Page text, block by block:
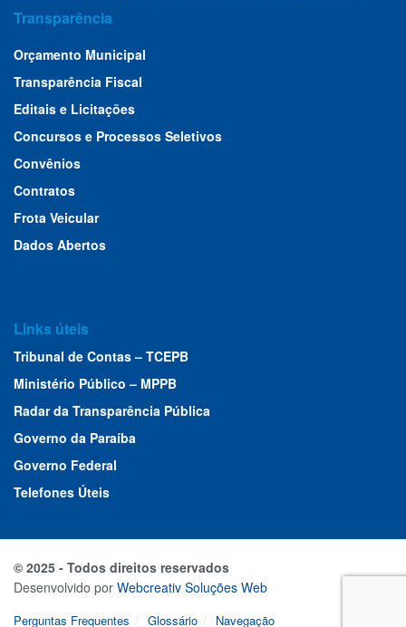
Transparência
Orçamento Municipal
Transparência Fiscal
Editais e Licitações
Concursos e Processos Seletivos
Convênios
Contratos
Frota Veicular
Dados Abertos
Links úteis
Tribunal de Contas – TCEPB
Ministério Público – MPPB
Radar da Transparência Pública
Governo da Paraíba
Governo Federal
Telefones Úteis
© 2025 - Todos direitos reservados
Desenvolvido por Webcreativ Soluções Web
Perguntas Frequentes Glossário Navegação